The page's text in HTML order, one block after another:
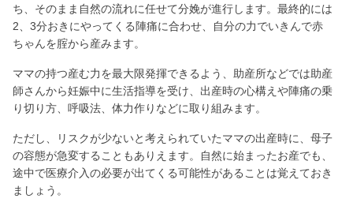
ち、そのまま自然の流れに任せて分娩が進行します。最終的には
2、3分おきにやってくる陣痛に合わせ、自分の力でいきんで赤
ちゃんを腟から産みます。
ママの持つ産む力を最大限発揮できるよう、助産所などでは助産
師さんから妊娠中に生活指導を受け、出産時の心構えや陣痛の乗
り切り方、呼吸法、体力作りなどに取り組みます。
ただし、リスクが少ないと考えられていたママの出産時に、母子
の容態が急変することもありえます。自然に始まったお産でも、
途中で医療介入の必要が出てくる可能性があることは覚えておき
ましょう。